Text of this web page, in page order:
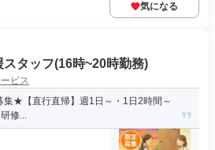
気になる
タッフ(16時~20時勤務)
ビス
★【直行直帰】週1日～・1日2時間～
修...